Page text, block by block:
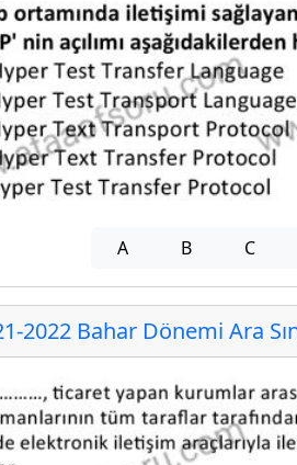
A B C
2022 Bahar Dönemi Ara